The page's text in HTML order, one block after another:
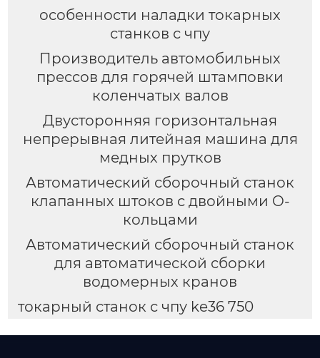
особенности наладки токарных
станков с чпу
Производитель автомобильных
прессов для горячей штамповки
коленчатых валов
Двусторонняя горизонтальная
непрерывная литейная машина для
медных прутков
Автоматический сборочный станок
клапанных штоков с двойными O-
кольцами
Автоматический сборочный станок
для автоматической сборки
водомерных кранов
токарный станок с чпу ke36 750